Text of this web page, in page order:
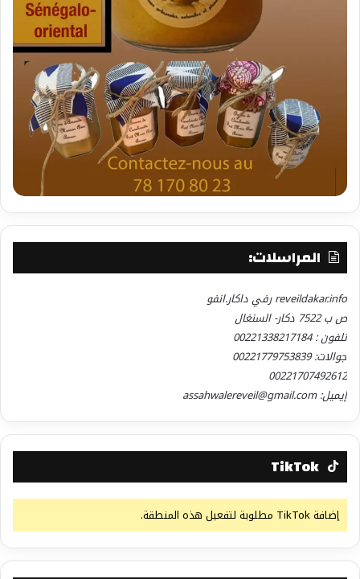
المراسلات:
reveildakar.info رفي داكار.انفو
ص ب 7522 دكار- السنغال
تلفون : 00221338217184
جوالات: 00221779753839
00221707492612
إيميل: assahwalereveil@gmail.com
TikTok
إضافة TikTok مطلوبة لتفعيل هذه المنطقة.